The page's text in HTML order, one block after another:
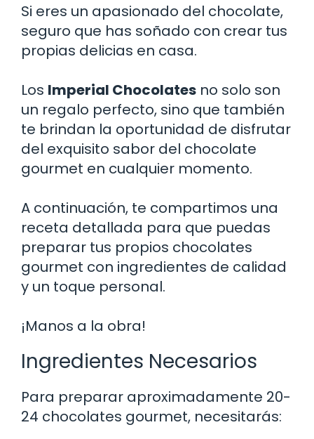
Si eres un apasionado del chocolate,
seguro que has soñado con crear tus
propias delicias en casa.
Los Imperial Chocolates no solo son
un regalo perfecto, sino que también
te brindan la oportunidad de disfrutar
del exquisito sabor del chocolate
gourmet en cualquier momento.
A continuación, te compartimos una
receta detallada para que puedas
preparar tus propios chocolates
gourmet con ingredientes de calidad
y un toque personal.
¡Manos a la obra!
Ingredientes Necesarios
Para preparar aproximadamente 20-
24 chocolates gourmet, necesitarás: